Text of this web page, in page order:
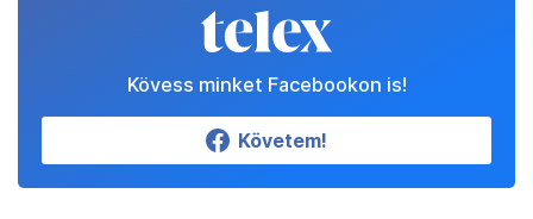
Kövess minket Facebookon is!
Követem!